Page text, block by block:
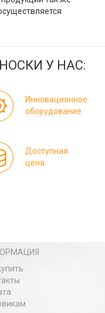
У НАС:
Инновационное
оборудование
Доступная
цена